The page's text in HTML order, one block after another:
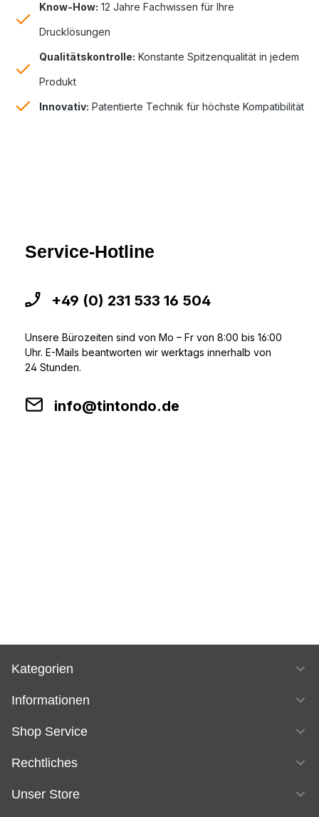
Know-How: 12 Jahre Fachwissen für Ihre
Drucklösungen
Qualitätskontrolle: Konstante Spitzenqualität in jedem
Produkt
Innovativ: Patentierte Technik für höchste Kompatibilität
Service-Hotline
+49 (0) 231 533 16 504
Unsere Bürozeiten sind von Mo – Fr von 8:00 bis 16:00
Uhr. E-Mails beantworten wir werktags innerhalb von
24 Stunden.
info@tintondo.de
Kategorien
Informationen
Shop Service
Rechtliches
Unser Store